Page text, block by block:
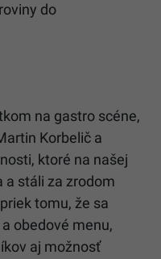
do
na gastro scéne,
Korbelič a
ktoré na našej
a stáli za zrodom
tomu, že sa
obedové menu,
aj možnosť